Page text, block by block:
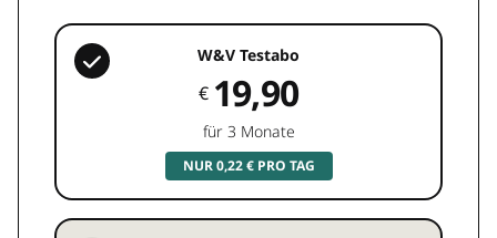
W&V Testabo
€ 19,90
für 3 Monate
NUR 0,22 € PRO TAG